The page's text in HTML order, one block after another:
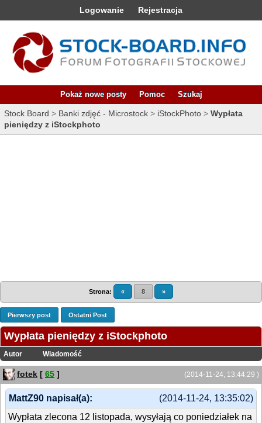
Logowanie Rejestracja
Pokaż nowe posty Pomoc Szukaj
Stock Board > Banki zdjęć - Microstock > iStockPhoto > Wypłata
pieniędzy z iStockphoto
Strona: « 8 »
Pierwszy post Ostatni Post
Wypłata pieniędzy z iStockphoto
Autor Wiadomość
(2014-11-24, 13:44:29 )
fotek [ 65 ]
(2014-11-24, 13:35:02)
MattZ90 napisał(a):
Wypłata zlecona 12 listopada, wysyłają co poniedziałek na